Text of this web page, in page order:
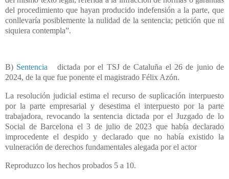
del procedimiento que hayan producido indefensión a la parte, que
conllevaría posiblemente la nulidad de la sentencia; petición que ni
siquiera contempla”.
B) Sentencia
dictada por el TSJ de Cataluña el 26 de junio de
2024, de la que fue ponente el magistrado Félix Azón.
La resolución judicial estima el recurso de suplicación interpuesto
por la parte empresarial y desestima el interpuesto por la parte
trabajadora, revocando la sentencia dictada por el Juzgado de lo
Social de Barcelona el 3 de julio de 2023 que había declarado
improcedente el despido y declarado que no había existido la
vulneración de derechos fundamentales alegada por el actor
Reproduzco los hechos probados 5 a 10.